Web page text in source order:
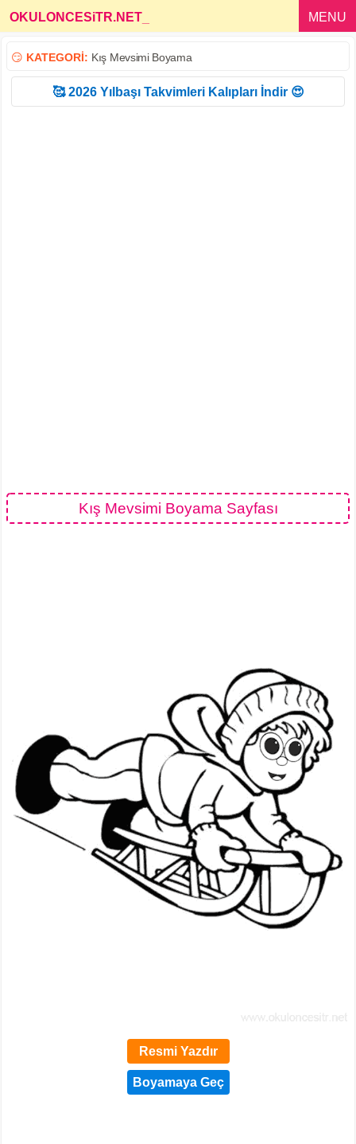
OKULONCESiTR.NET MENU
😏 KATEGORİ: Kış Mevsimi Boyama
🥰 2026 Yılbaşı Takvimleri Kalıpları İndir 😍
Kış Mevsimi Boyama Sayfası
Resmi Yazdır